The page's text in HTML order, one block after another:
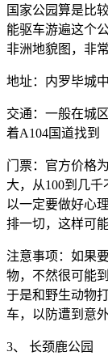
国家公园算是比
能驱车游遍这个
非洲地貌图，非
地址：内罗毕城
交通：一般在城
着A104国道找到
门票：官方价格
大，从100到几
以一定要做好心
排一切，这样可
注意事项：如果
物，不然很可能
于是和野生动物
车，以防遭到意外
3、 长颈鹿公园